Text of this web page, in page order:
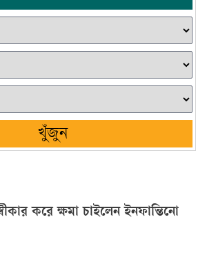
খুঁজুন
করে ক্ষমা চাইলেন ইনফান্তিনো